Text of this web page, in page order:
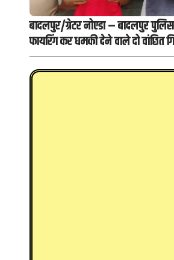
बादलपुर/ग्रेटर नोएडा – बादलपुर पुलिस
फायरिंग कर धमकी देने वाले दो वांछित